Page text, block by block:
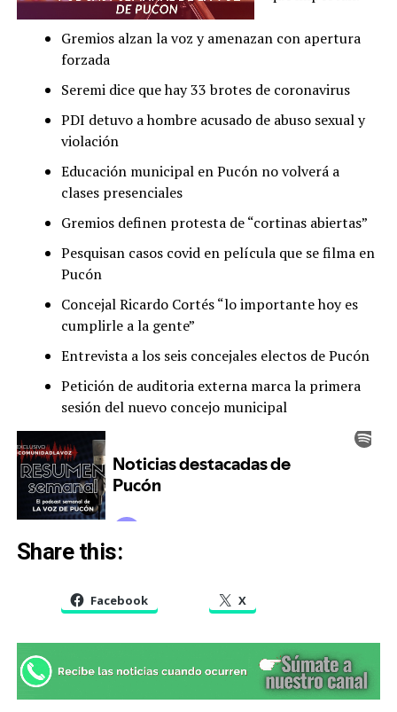
Gremios alzan la voz y amenazan con apertura
forzada
Seremi dice que hay 33 brotes de coronavirus
PDI detuvo a hombre acusado de abuso sexual y
violación
Educación municipal en Pucón no volverá a
clases presenciales
Gremios definen protesta de “cortinas abiertas”
Pesquisan casos covid en película que se filma en
Pucón
Concejal Ricardo Cortés “lo importante hoy es
cumplirle a la gente”
Entrevista a los seis concejales electos de Pucón
Petición de auditoria externa marca la primera
sesión del nuevo concejo municipal
Share this:
Facebook X